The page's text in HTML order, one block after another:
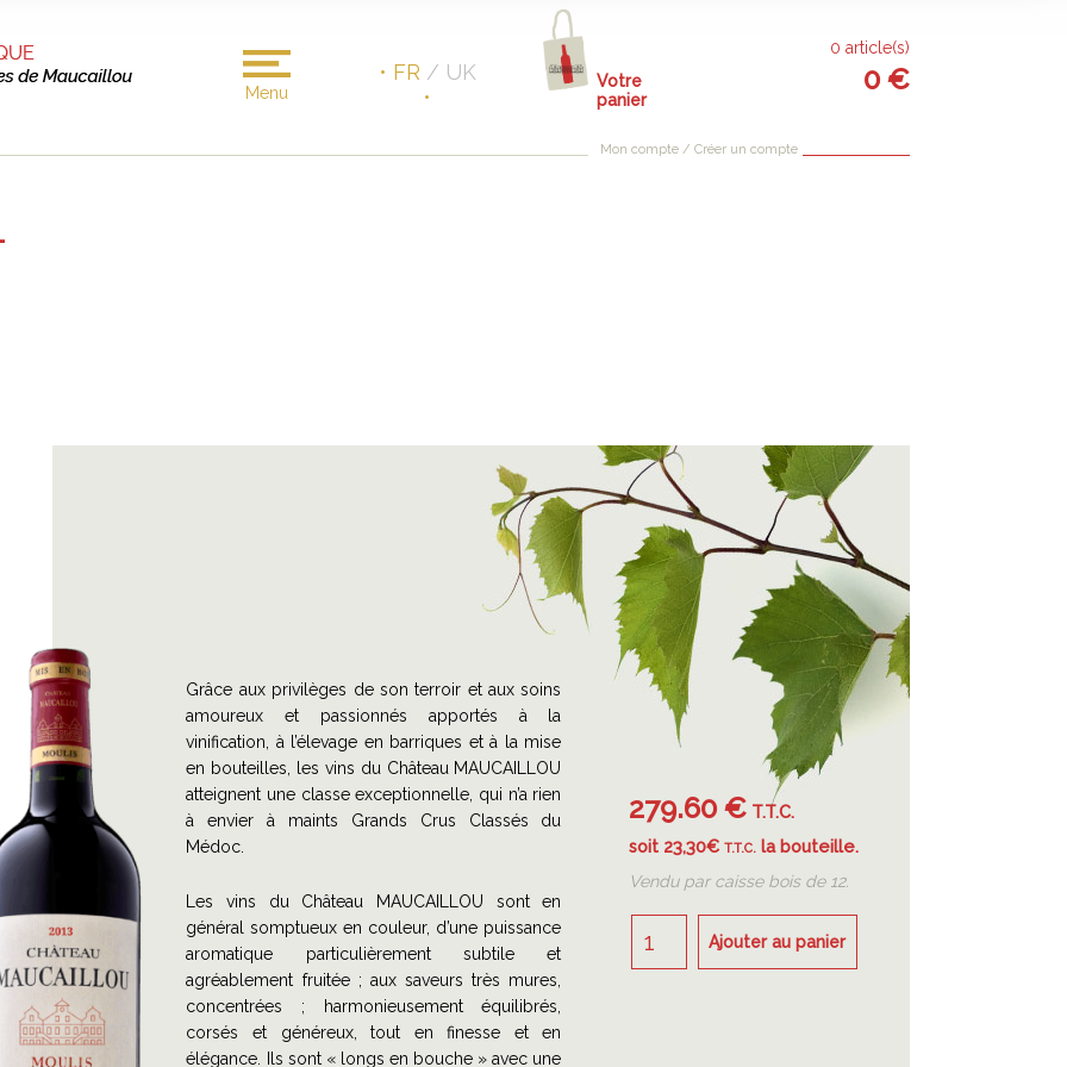
Menu
• FR / UK
•
Votre
panier
0 article(s)
0€
Mon compte / Créer un compte
Grâce aux privilèges de son terroir et aux soins
amoureux et passionnés apportés à la
vinification, à l’élevage en barriques et à la mise
en bouteilles, les vins du Château MAUCAILLOU
atteignent une classe exceptionnelle, qui n’a rien
à envier à maints Grands Crus Classés du
Médoc.
Les vins du Château MAUCAILLOU sont en
général somptueux en couleur, d’une puissance
aromatique particulièrement subtile et
agréablement fruitée ; aux saveurs très mures,
concentrées ; harmonieusement équilibrés,
corsés et généreux, tout en finesse et en
élégance. Ils sont « longs en bouche » avec une
279.60 €T.T.C.
soit 23,30€ T.T.C.la bouteille.
Vendu par caisse bois de 12.